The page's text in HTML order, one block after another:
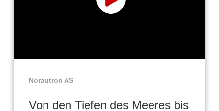
Norautron AS
Von den Tiefen des Meeres bis